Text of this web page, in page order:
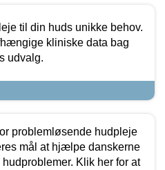
til din huds unikke behov.
kliniske data bag
udvalg.
problemløsende hudpleje
mål at hjælpe danskerne
Klik her for at